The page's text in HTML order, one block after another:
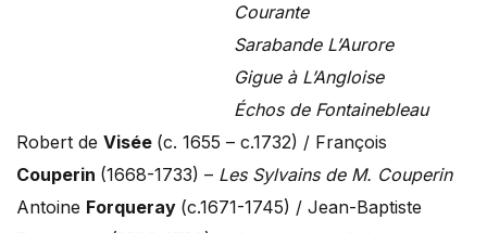
Courante
Sarabande L’Aurore
Gigue à L’Angloise
Échos de Fontainebleau
Robert de Visée (c. 1655 – c.1732) / François
Couperin (1668-1733) – Les Sylvains de M. Couperin
Antoine Forqueray (c.1671-1745) / Jean-Baptiste